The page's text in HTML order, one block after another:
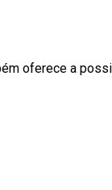
oferece a